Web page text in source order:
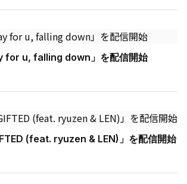
for u, falling down」を配信開始
(feat. ryuzen & LEN)」を配信開始